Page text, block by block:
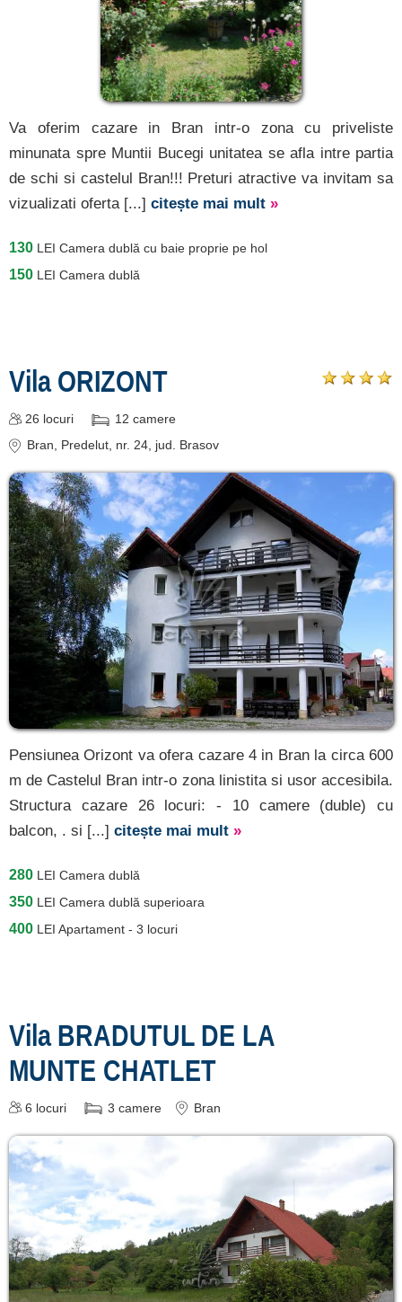
Va oferim cazare in Bran intr-o zona cu priveliste
minunata spre Muntii Bucegi unitatea se afla intre partia
de schi si castelul Bran!!! Preturi atractive va invitam sa
vizualizati oferta [...] citește mai mult »
130 LEI Camera dublă cu baie proprie pe hol
150 LEI Camera dublă
Vila ORIZONT
26 locuri 12 camere
Bran, Predelut, nr. 24, jud. Brasov
Pensiunea Orizont va ofera cazare 4 in Bran la circa 600
m de Castelul Bran intr-o zona linistita si usor accesibila.
Structura cazare 26 locuri: - 10 camere (duble) cu
balcon, . si [...] citește mai mult »
280 LEI Camera dublă
350 LEI Camera dublă superioara
400 LEI Apartament - 3 locuri
Vila BRADUTUL DE LA
MUNTE CHATLET
6 locuri 3 camere Bran